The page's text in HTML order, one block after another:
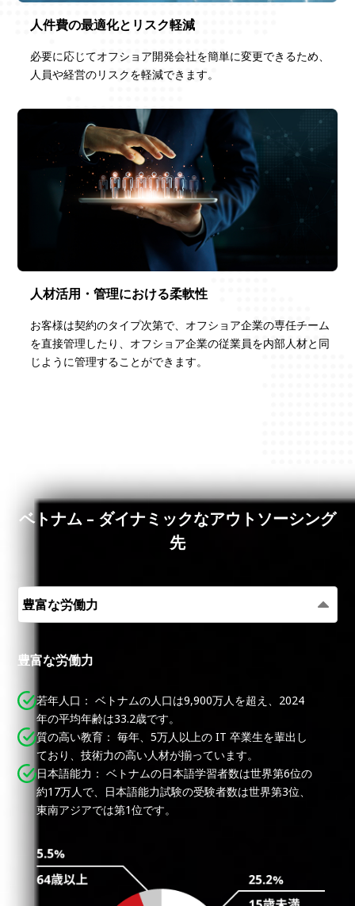
人件費の最適化とリスク軽減
必要に応じてオフショア開発会社を簡単に変更できるため、
人員や経営のリスクを軽減できます。
人材活用・管理における柔軟性
お客様は契約のタイプ次第で、オフショア企業の専任チーム
を直接管理したり、オフショア企業の従業員を内部人材と同
じように管理することができます。
ベトナム – ダイナミックなアウトソーシング
先
豊富な労働力
豊富な労働力
若年人口：ベトナムの人口は9,900万人を超え、2024
年の平均年齢は33.2歳です。
質の高い教育：毎年、5万人以上の IT 卒業生を輩出し
ており、技術力の高い人材が揃っています。
日本語能力：ベトナムの日本語学習者数は世界第6位の
約17万人で、日本語能力試験の受験者数は世界第3位、
東南アジアでは第1位です。